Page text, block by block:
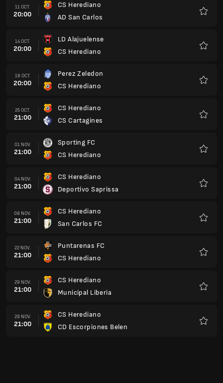
11 OCT.
20:00
CS Herediano
AD San Carlos
14 OCT.
20:00
LD Alajuelense
CS Herediano
18 OCT.
20:00
Perez Zeledon
CS Herediano
25 OCT.
21:00
CS Herediano
CS Cartagines
01 NOV.
21:00
Sporting FC
CS Herediano
04 NOV.
21:00
CS Herediano
Deportivo Saprissa
08 NOV.
21:00
CS Herediano
San Carlos FC
22 NOV.
21:00
Puntarenas FC
CS Herediano
29 NOV.
21:00
CS Herediano
Municipal Liberia
29 NOV.
21:00
CS Herediano
CD Escorpiones Belen